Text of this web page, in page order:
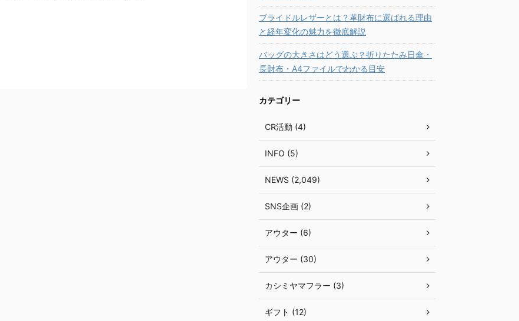
ブライドルレザーとは？革財布に選ばれる理由
と経年変化の魅力を徹底解説
バッグの大きさはどう選ぶ？折りたたみ日傘・
長財布・A4ファイルでわかる目安
カテゴリー
CR活動 (4)
INFO (5)
NEWS (2,049)
SNS企画 (2)
アウター (6)
アウター (30)
カシミヤマフラー (3)
ギフト (12)